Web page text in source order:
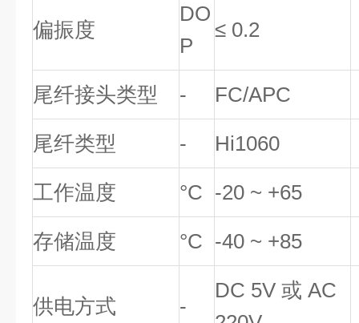
偏振度
DO
P
≤ 0.2
尾纤接头类型 - FC/APC
尾纤类型 - Hi1060
工作温度 °C -20 ~ +65
存储温度 °C -40 ~ +85
供电方式 -
DC 5V 或 AC